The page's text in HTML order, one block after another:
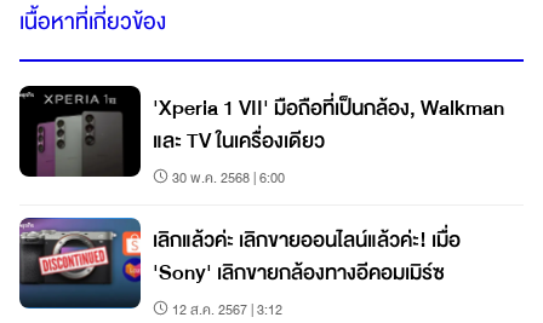
เนื้อหาที่เกี่ยวข้อง
'Xperia 1 VII' มือถือที่เป็นกล้อง, Walkman
และ TV ในเครื่องเดียว
30 พ.ค. 2568 | 6:00
เลิกแล้วค่ะ เลิกขายออนไลน์แล้วค่ะ! เมื่อ
'Sony' เลิกขายกล้องทางอีคอมเมิร์ซ
12 ส.ค. 2567 | 3:12